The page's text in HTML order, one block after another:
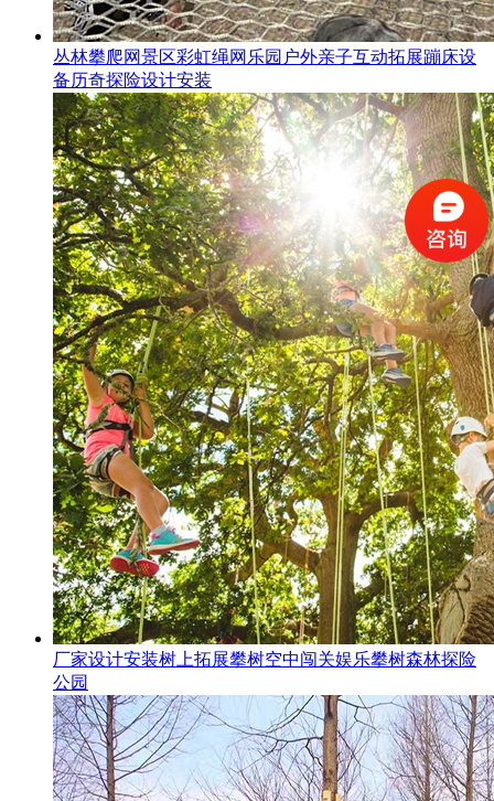
丛林攀爬网景区彩虹绳网乐园户外亲子互动拓展蹦床设
备历奇探险设计安装
厂家设计安装树上拓展攀树空中闯关娱乐攀树森林探险
公园